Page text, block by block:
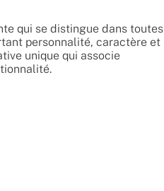
qui se distingue dans toutes
personnalité, caractère et
unique qui associe